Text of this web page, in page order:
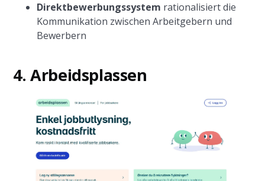
Direktbewerbungssystem rationalisiert die
Kommunikation zwischen Arbeitgebern und
Bewerbern
4. Arbeidsplassen